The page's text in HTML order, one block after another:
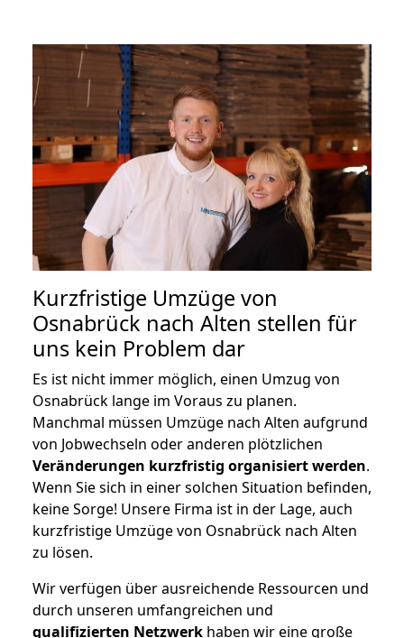
Kurzfristige Umzüge von
Osnabrück nach Alten stellen für
uns kein Problem dar
Es ist nicht immer möglich, einen Umzug von
Osnabrück lange im Voraus zu planen.
Manchmal müssen Umzüge nach Alten aufgrund
von Jobwechseln oder anderen plötzlichen
Veränderungen kurzfristig organisiert werden.
Wenn Sie sich in einer solchen Situation befinden,
keine Sorge! Unsere Firma ist in der Lage, auch
kurzfristige Umzüge von Osnabrück nach Alten
zu lösen.
Wir verfügen über ausreichende Ressourcen und
durch unseren umfangreichen und
qualifizierten Netzwerk haben wir eine große